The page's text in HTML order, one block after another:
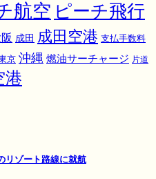
航空 ピーチ飛行
成田 成田空港 支払手数料
京 沖縄 燃油サーチャージ 片道
港
リゾート路線に就航